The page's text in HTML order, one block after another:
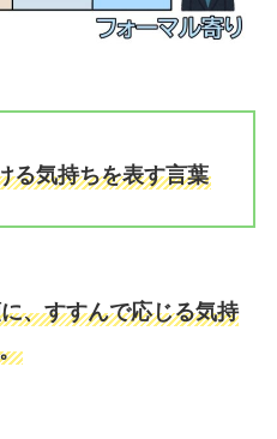
る気持ちを表す言葉
、すすんで応じる気持